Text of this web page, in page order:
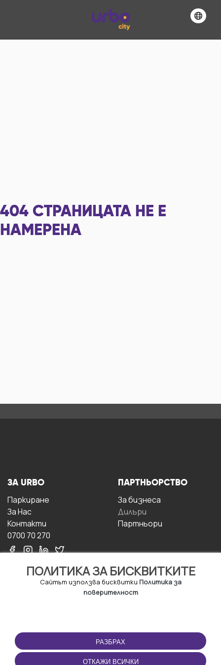
404 СТРАНИЦАТА НЕ Е
НАМЕРЕНА
ПОЛИТИКА ЗА БИСКВИТКИТЕ
Сайтът използва бисквитки Политика за
поверителност
РАЗБРАХ
ОТКАЖИ ВСИЧКИ
ЗА URBO
Паркиране
За Hас
Контакти
0700 70 270
ПАРТНЬОРСТВО
За бизнесa
Дилъри
Партньори
ПОЛЗВАНЕ
Правила и условия за
ползване
ПРИЛОЖЕНИЕТО